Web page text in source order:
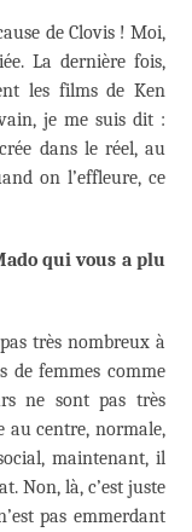
de Clovis ! Moi,
La dernière fois,
les films de Ken
je me suis dit :
dans le réel, au
on l’effleure, ce
qui vous a plu
très nombreux à
de femmes comme
ne sont pas très
au centre, normale,
maintenant, il
Non, là, c’est juste
pas emmerdant